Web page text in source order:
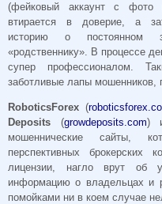
(фейковый аккаунт с фото
втирается в доверие, а
историю о постоянном
«родственнику». В процессе
супер профессионалом.
заботливые лапы мошенников,
RoboticsForex (
Deposits (growdeposits.com)
мошеннические сайты,
перспективных брокерских
лицензии, нагло врут об
информацию о владельцах и
помойками ни в коем случае